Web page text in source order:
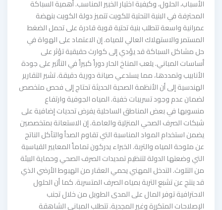
الأسباب، الحلول، وكيفية اختيار الخبير المناسب. أهمية السباكة
المحترفة في البنية التحتية للكويت تتميز دولة الكويت بنهضة
عمرانية واسعة تتطلب بنية تحتية قوية قادرة على تحمل الضغط
المستمر والاستهلاك العالي للمياه. إن الاعتماد على الهواة في
حل مشاكل السباكة قد يؤدي إلى كوارث حقيقية تؤثر على
أساسات المباني. يلعب المناخ الحار دوراً كبيراً في التأثير على جودة
الأنابيب وتمددها، مما يستدعي صيانة دورية دقيقة. تشير التقارير
الهندسية إلى أن الأنظمة الصحية الحديثة تحتاج إلى فحص متخصص
لضمان عدم وجود تسريبات خفية. المياه الجوفية وارتفاع
منسوبها في بعض المناطق الساحلية يفرض تحديات إضافية على
شبكات الصرف الصحي المنزلية والعامة. إن الاستعانة بمتخصصين
يضمن استخدام المواد المناسبة التي تقاوم الصدأ والتآكل الناتج
عن ملوحة المياه والتربة. الخبراء يدركون تماماً المعايير القياسية
التي وضعتها الدولة لتنظيم تمديدات الصرف الصحي وحماية البيئة
من التلوث. التدخل المهني يحمي العقار من الهبوط الأرضي الذي
قد ينتج عن تشبع التربة بمياه الصرف المتسربة. كما أن الحلول
الاحترافية توفر المال على المدى الطويل من خلال تجنب
الإصلاحات المتكررة وغير المجدية. تتطلب المباني الشاهقة